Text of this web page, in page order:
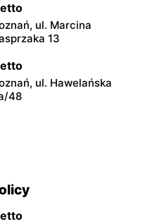
ul. Marcina
13
ul. Hawelańska
48